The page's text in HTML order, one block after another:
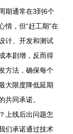
期通常在3到6个
情，但“赶工期”在
计、开发和测试
本剧增，反而得
方法，确保每个
大限度降低延期
共同承诺。
上线后出问题怎
们承诺通过技术